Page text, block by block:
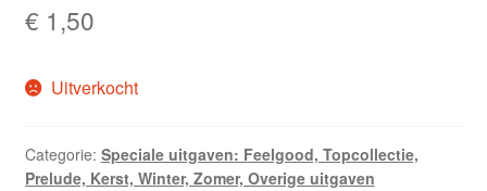
€ 1,50
Uitverkocht
Categorie: Speciale uitgaven: Feelgood, Topcollectie,
Prelude, Kerst, Winter, Zomer, Overige uitgaven